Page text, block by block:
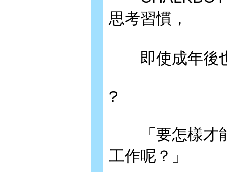
思考習慣，
即使成年後
?
「要怎樣才能
工作呢？」